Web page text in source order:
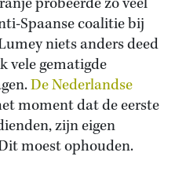
Spaanse coalitie bij
niets anders deed
vele gematigde
De Nederlandse
moment dat de eerste
zijn eigen
moest ophouden.